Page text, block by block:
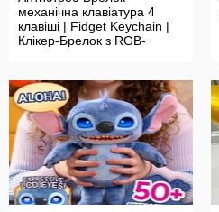
механічна клавіатура 4
клавіші | Fidget Keychain |
Клікер-Брелок з RGB-